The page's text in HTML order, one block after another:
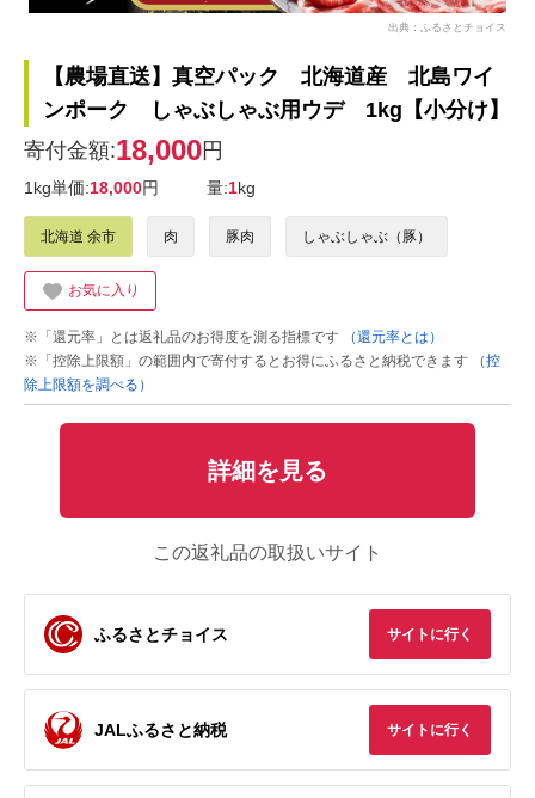
出典：ふるさとチョイス
【農場直送】真空パック 北海道産 北島ワイ
ンポーク しゃぶしゃぶ用ウデ 1kg【小分け】
寄付金額:18,000円
1kg単価:18,000円 量:1kg
北海道 余市 肉 豚肉 しゃぶしゃぶ（豚）
お気に入り
※「還元率」とは返礼品のお得度を測る指標です
（還元率とは）
※「控除上限額」の範囲内で寄付するとお得にふるさと納税できます
（控
除上限額を調べる）
詳細を見る
この返礼品の取扱いサイト
ふるさとチョイス サイトに行く
JALふるさと納税 サイトに行く